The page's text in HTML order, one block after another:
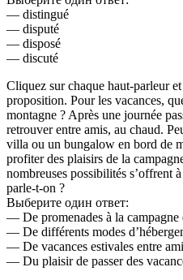
— distingué
— disputé
— disposé
— discuté
Cliquez sur chaque haut-parleur
proposition. Pour les vacances,
montagne ? Après une journée
retrouver entre amis, au chaud.
villa ou un bungalow en bord de
profiter des plaisirs de la
nombreuses possibilités s’offrent
parle-t-on ?
Выберите один ответ:
— De promenades à la campagne
— De différents modes
— De vacances estivales entre
— Du plaisir de passer des